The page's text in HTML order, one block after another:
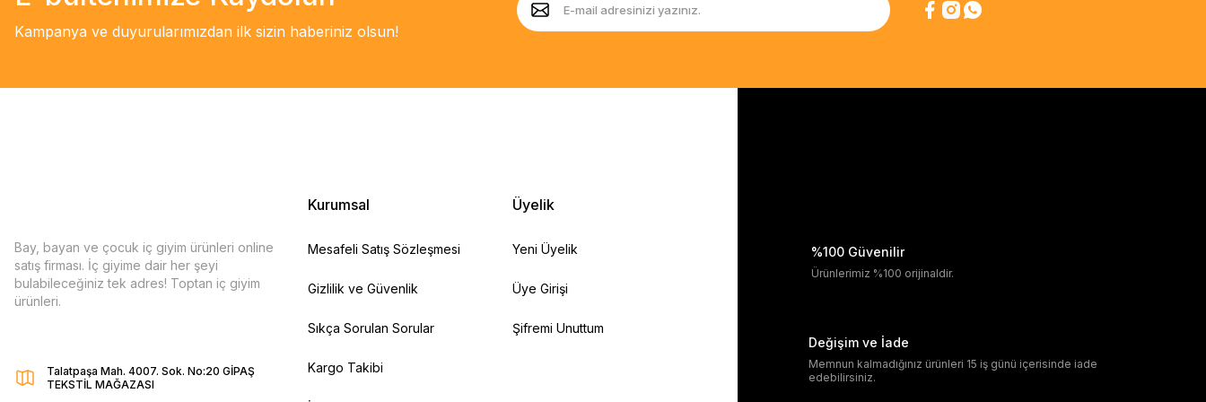
Kampanya ve duyurularımızdan ilk sizin haberiniz olsun!
Bay, bayan ve çocuk iç giyim ürünleri online
satış firması. İç giyime dair her şeyi
bulabileceğiniz tek adres! Toptan iç giyim
ürünleri.
Talatpaşa Mah. 4007. Sok. No:20 GİPAŞ
TEKSTİL MAĞAZASI
Kurumsal
Mesafeli Satış Sözleşmesi
Gizlilik ve Güvenlik
Sıkça Sorulan Sorular
Kargo Takibi
Üyelik
Yeni Üyelik
Üye Girişi
Şifremi Unuttum
%100 Güvenilir
Ürünlerimiz %100 orijinaldir.
Değişim ve İade
Memnun kalmadığınız ürünleri 15 iş günü içerisinde iade
edebilirsiniz.